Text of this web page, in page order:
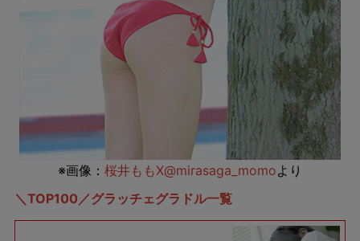
※画像： 桜井ももX@mirasaga_momoより
＼TOP100／グラッチェグラドル一覧